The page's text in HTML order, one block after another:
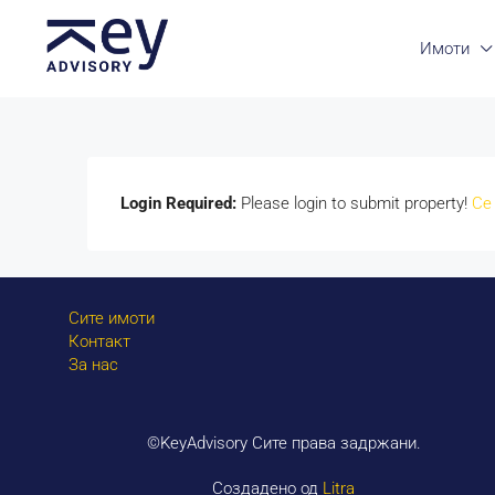
Имоти
Login Required: Please login to submit property! Се
Сите имоти
Контакт
За нас
©KeyAdvisory Сите права задржани.
Создадено од Litra